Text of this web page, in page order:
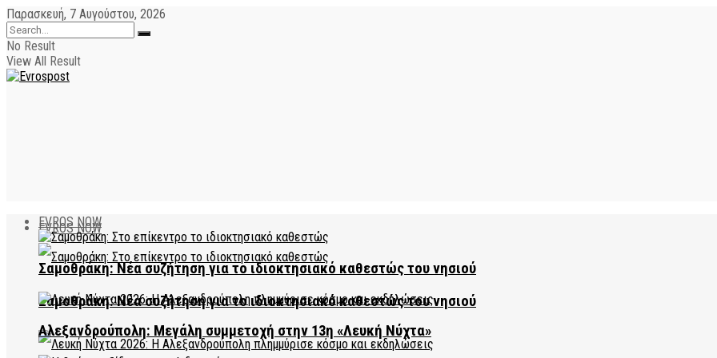
Παρασκευή, 7 Αυγούστου, 2026
No Result
View All Result
EVROS NOW
Σαμοθράκη: Νέα συζήτηση για το ιδιοκτησιακό καθεστώς του νησιού
EVROS NOW
Σαμοθράκη: Νέα συζήτηση για το ιδιοκτησιακό καθεστώς του νησιού
Αλεξανδρούπολη: Μεγάλη συμμετοχή στην 13η «Λευκή Νύχτα»